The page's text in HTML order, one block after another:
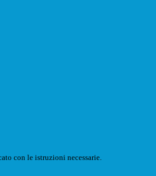
con le istruzioni necessarie.